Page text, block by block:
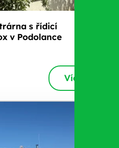
s řídicí
v Podolance
Více